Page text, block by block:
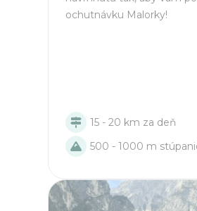
ochutnávku Malorky!
15 - 20 km za deň
500 - 1000 m